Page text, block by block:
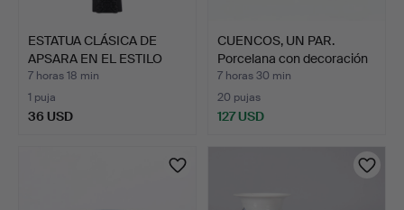
ESTATUA CLÁSICA DE
APSARA EN EL ESTILO
TRA…
7 horas 18 min
1 puja
36 USD
CUENCOS, UN PAR.
Porcelana con decoración
…
7 horas 30 min
20 pujas
127 USD